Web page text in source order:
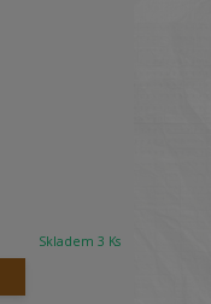
Skladem 3 Ks